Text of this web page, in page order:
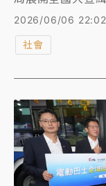
方疲於奔命，毒
全面提高毒駕刑
車輛、同車者也
要載具，衛福部
最重罰10萬並沒
責，相關修法將
2026/06/06 22:02
社會